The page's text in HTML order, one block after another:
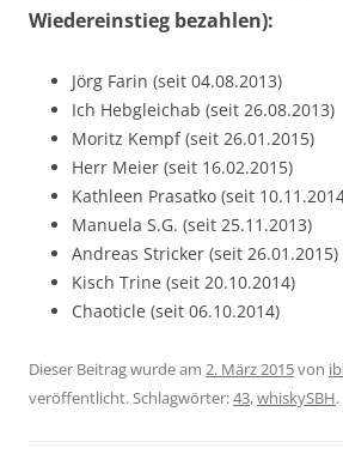
Wiedereinstieg bezahlen):
Jörg Farin (seit 04.08.2013)
Ich Hebgleichab (seit 26.08.2013)
Moritz Kempf (seit 26.01.2015)
Herr Meier (seit 16.02.2015)
Kathleen Prasatko (seit
Manuela S.G. (seit 25.11.2013)
Andreas Stricker (seit 26.01.2015)
Kisch Trine (seit 20.10.2014)
Chaoticle (seit 06.10.2014)
Dieser Beitrag wurde am 2. März 2015von
veröffentlicht. Schlagwörter:43,whiskySBH.